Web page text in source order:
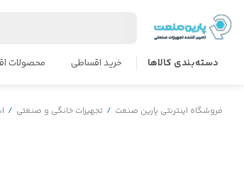
دسته‌بندی کالاها خرید اقساطی محصولات
فروشگاه اینترنتی پارین صنعت / تجهیزات خانگی و صنعتی /